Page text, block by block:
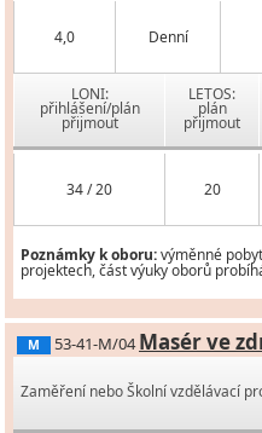
4,0 Denní
LONI:
přihlášení/plán
přijmout
LETOS:
plán
přijmout
34 / 20 20
Poznámky k oboru:výměnné
projektech, část výuky oborů
M 53-41-M/04 Masér ve
Zaměření nebo Školní vzdělávací